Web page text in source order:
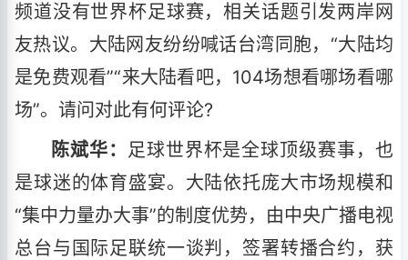
频道没有世界杯足球赛，相关话题引发两岸网
友热议。大陆网友纷纷喊话台湾同胞，“大陆均
是免费观看”“来大陆看吧，104场想看哪场看哪
场”。请问对此有何评论?
陈斌华： 足球世界杯是全球顶级赛事，也
是球迷的体育盛宴。大陆依托庞大市场规模和
“集中力量办大事”的制度优势，由中央广播电视
总台与国际足联统一谈判，签署转播合约，获